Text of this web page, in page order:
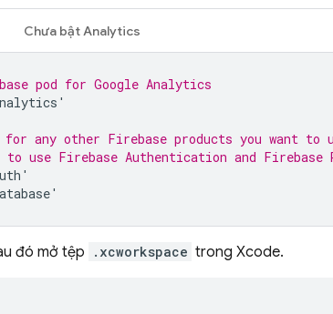
Chưa bậtAnalytics
pod for Google Analytics
'
for any other Firebase products you want to
to use Firebase Authentication and Firebase
'
'
đó mở tệp .xcworkspace trong Xcode.